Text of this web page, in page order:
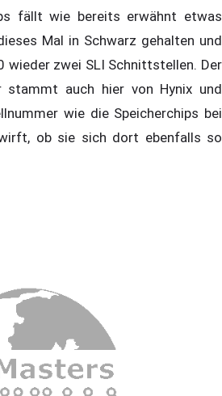
fällt wie bereits erwähnt etwas
Mal in Schwarz gehalten und
wieder zwei SLI Schnittstellen. Der
stammt auch hier von Hynix und
wie die Speicherchips bei
ob sie sich dort ebenfalls so